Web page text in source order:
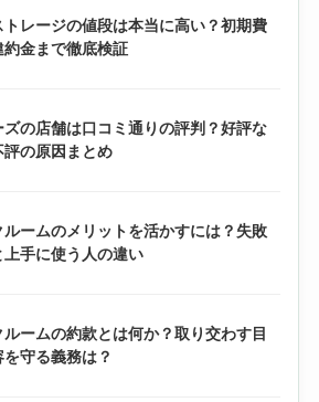
トレージの値段は本当に高い？初期費
約金まで徹底検証
ズの店舗は口コミ通りの評判？好評な
評の原因まとめ
ルームのメリットを活かすには？失敗
上手に使う人の違い
ームの約款とは何か？取り交わす目
守る義務は？